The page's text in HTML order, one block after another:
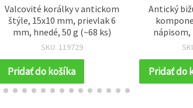
Valcovité korálky v antickom
štýle, 15x10 mm, prievlak 6
mm, hnedé, 50 g (~68 ks)
SKU: 119729
Pridať do košíka
Antický
nápisom,
mm, otvor
Pridať do